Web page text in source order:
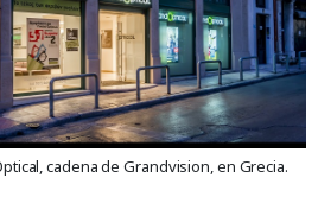
cadena de Grandvision, en Grecia.